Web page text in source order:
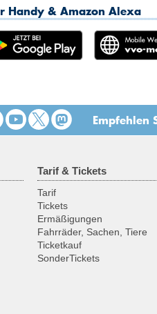
Handy & Amazon Alexa
Empfehlen
Tarif & Tickets
Tarif
Tickets
Ermäßigungen
Fahrräder, Sachen, Tiere
Ticketkauf
SonderTickets